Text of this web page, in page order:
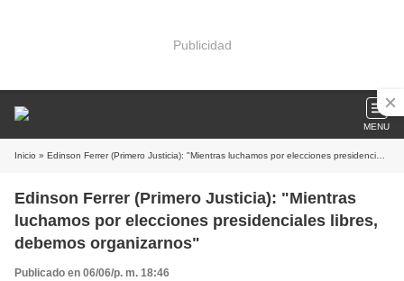
Publicidad
MENU
Inicio » Edinson Ferrer (Primero Justicia): "Mientras luchamos por elecciones presidenciales libres, debemos organizarnos"
Edinson Ferrer (Primero Justicia): "Mientras
luchamos por elecciones presidenciales libres,
debemos organizarnos"
Publicado en 06/06/p. m. 18:46